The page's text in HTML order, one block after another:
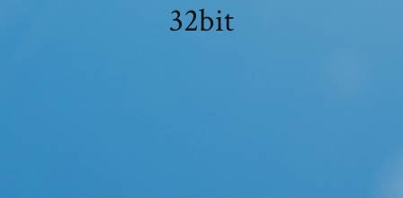
32bit